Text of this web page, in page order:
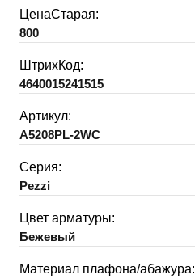
ЦенаСтарая:
800
ШтрихКод:
4640015241515
Артикул:
A5208PL-2WC
Серия:
Pezzi
Цвет арматуры:
Бежевый
Материал плафона/абажура: